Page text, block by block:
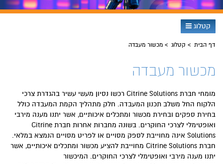
קטלוג
דף הבית קטלוג מכשור מעבדה
מכשור מעבדה
מומחי חברת Citrine Solutions רכשו נסיון מעשי עשיר בהגדרת צרכי
הלקוח החל משלב תכנון המעבדה. חלק מתהליך הקמת המעבדה כולל
בחירת ספקים ובחירת מכשור ומתכלים איכותיים, אשר יתנו מענה מירבי
ואופטימלי לצרכי החוקרים. בשונה מחברות אחרות חברת Citrine
Solutions אינה מחוייבת לספק מסויים או לפריט מסויים הנמצא במלאי.
חברת Citrine Solutions מחוייבת להציע מכשור ומתכלים איכותיים, אשר
יתנו מענה מירבי ואופטימלי לצרכי החוקרים. המיכשור